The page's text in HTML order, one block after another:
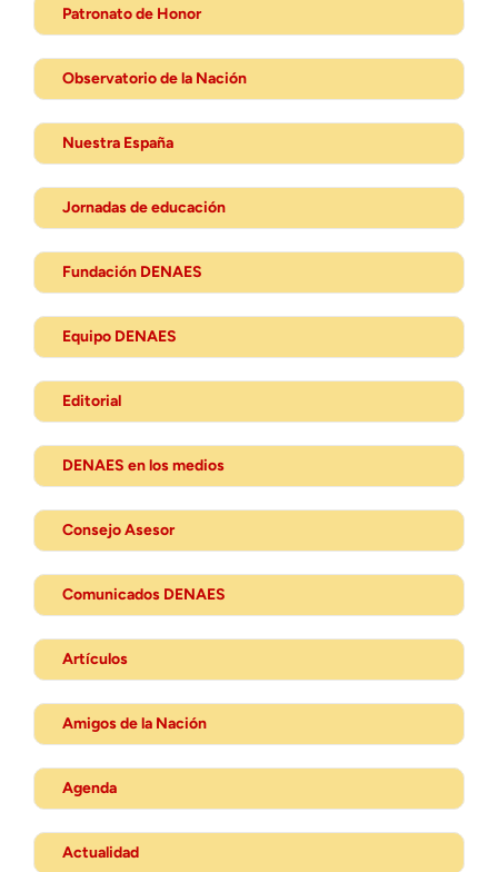
Patronato de Honor
Observatorio de la Nación
Nuestra España
Jornadas de educación
Fundación DENAES
Equipo DENAES
Editorial
DENAES en los medios
Consejo Asesor
Comunicados DENAES
Artículos
Amigos de la Nación
Agenda
Actualidad